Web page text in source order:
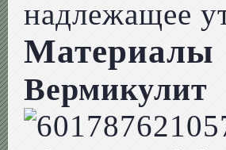
надлежащее
Материалы
Вермикулит